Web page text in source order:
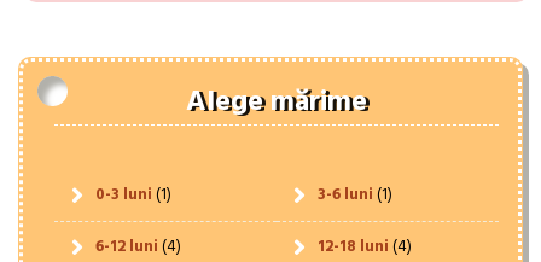
Alege mărime
0-3 luni(1) 3-6 luni(1)
6-12 luni(4) 12-18 luni(4)